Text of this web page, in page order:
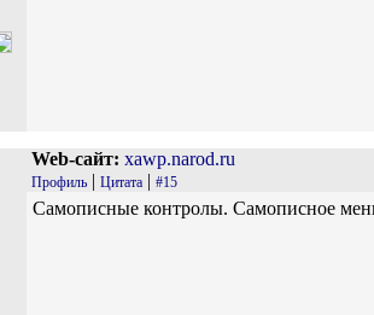
Web-сайт: xawp.narod.ru
Профиль | Цитата | #15
Самописные контролы. Самописное